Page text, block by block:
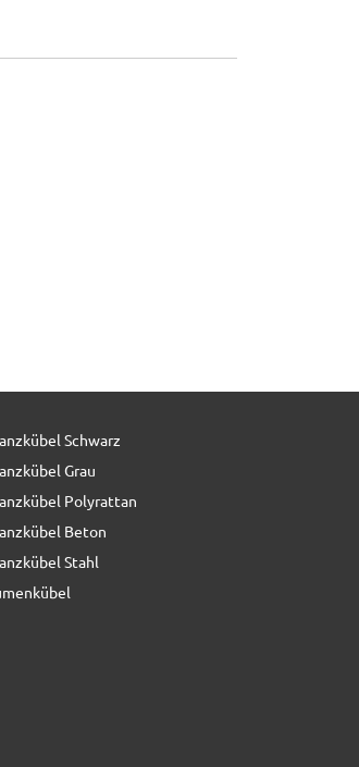
Schwarz
Grau
Polyrattan
Beton
Stahl